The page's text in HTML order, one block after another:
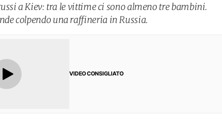
a Kiev: tra le vittime ci sono almeno tre bambini.
colpendo una raffineria in Russia.
VIDEO CONSIGLIATO